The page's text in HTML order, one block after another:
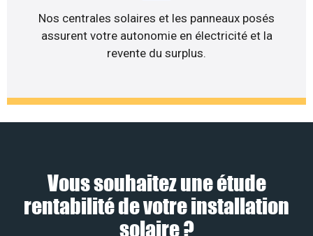
Nos centrales solaires et les panneaux posés
assurent votre autonomie en électricité et la
revente du surplus.
Vous souhaitez une étude
rentabilité de votre installation
solaire ?